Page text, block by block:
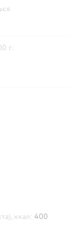
г:
ккал: 400